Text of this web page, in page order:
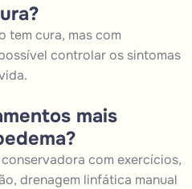
tem cura, mas com
controlar os sintomas
mais
com exercícios,
drenagem linfática manual